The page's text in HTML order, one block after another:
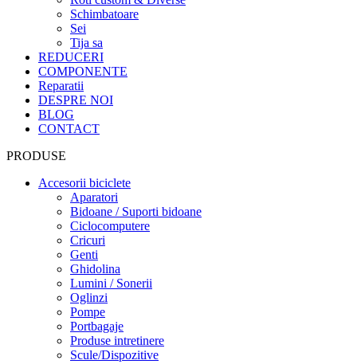
Schimbatoare
Sei
Tija sa
REDUCERI
COMPONENTE
Reparatii
DESPRE NOI
BLOG
CONTACT
PRODUSE
Accesorii biciclete
Aparatori
Bidoane / Suporti bidoane
Ciclocomputere
Cricuri
Genti
Ghidolina
Lumini / Sonerii
Oglinzi
Pompe
Portbagaje
Produse intretinere
Scule/Dispozitive